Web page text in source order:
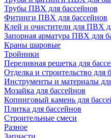
Трубы ПВХ для бассейнов
Фитинги ПВХ для бассейнов
Клей и очистители для ПВХ
Запорная арматура ПВХ для
Краны шаровые
Тройники
Переливная решетка для
Отделка и строительство для
Инструменты и материалы
Мозайка для бассейнов
Копинговый камень для
Плитка для бассейнов
Строительные смеси
Разное
Запчасти